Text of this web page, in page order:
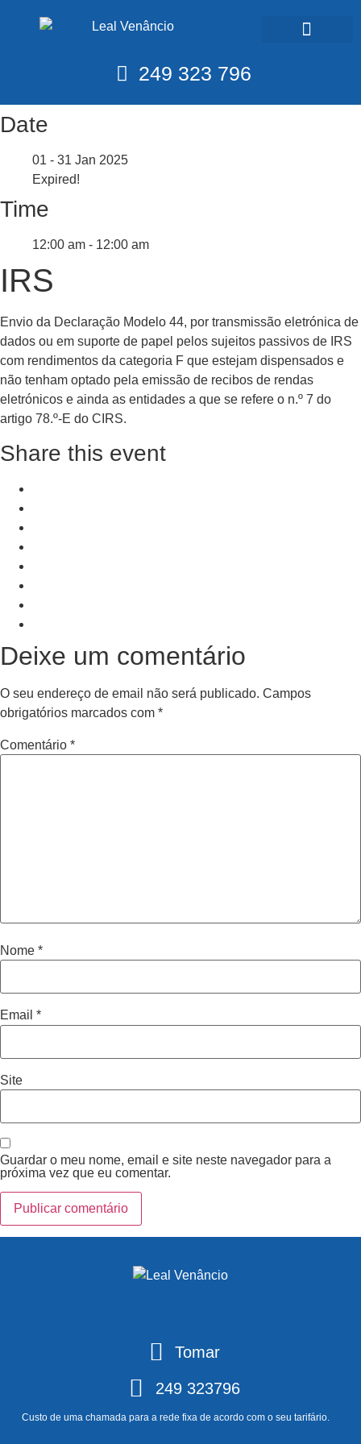
249 323 796
Date
01 - 31 Jan 2025
Expired!
Time
12:00 am - 12:00 am
IRS
Envio da Declaração Modelo 44, por transmissão eletrónica de
dados ou em suporte de papel pelos sujeitos passivos de IRS
com rendimentos da categoria F que estejam dispensados e
não tenham optado pela emissão de recibos de rendas
eletrónicos e ainda as entidades a que se refere o n.º 7 do
artigo 78.º-E do CIRS.
Share this event
Deixe um comentário
O seu endereço de email não será publicado. Campos
obrigatórios marcados com *
Comentário *
Nome *
Email *
Site
Guardar o meu nome, email e site neste navegador para a
próxima vez que eu comentar.
Tomar
249 323796
Custo de uma chamada para a rede fixa de acordo com o seu tarifário.